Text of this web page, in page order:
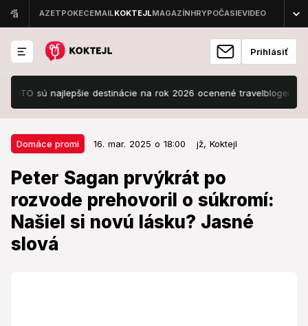
Prihlásiť
najlepšie destinácie na rok 2026 ocenené travelblogermi
Domáce promi 16. mar. 2025 o 18:00 jž, Koktejl
Peter Sagan prvýkrát po
rozvode prehovoril o súkromí:
Našiel si novú lásku? Jasné
slová
Domáce promi 16. mar. 2025 o 18:00
Peter Sagan prvýkrát po rozvode
prehovoril o súkromí: Našiel si
novú lásku? Jasné slová
Mnohým ženám pobláznil hlavu aj teraz na